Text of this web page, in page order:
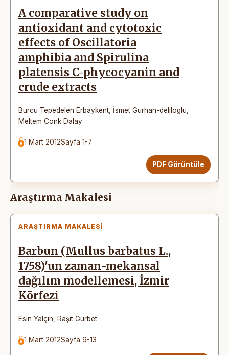
A comparative study on
antioxidant and cytotoxic
effects of Oscillatoria
amphibia and Spirulina
platensis C-phycocyanin and
crude extracts
Burcu Tepedelen Erbaykent İsmet Gurhan-deliloglu
Meltem Conk Dalay
1 Mart 2012Sayfa 1-7
PDF Görüntüle
Araştırma Makalesi
ARAŞTIRMA MAKALESI
Barbun (Mullus barbatus L.,
1758)'un zaman-mekansal
dağılım modellemesi, İzmir
Körfezi
Esin Yalçın Raşit Gurbet
1 Mart 2012Sayfa 9-13